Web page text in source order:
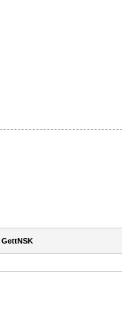
GettNSK